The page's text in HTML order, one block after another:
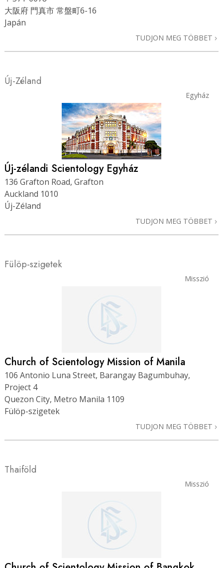
大阪府 門真市 常盤町6-16
Japán
TUDJON MEG TÖBBET
Új-Zéland
Egyház
Új-zélandi Scientology Egyház
136 Grafton Road, Grafton
Auckland 1010
Új-Zéland
TUDJON MEG TÖBBET
Fülöp-szigetek
Misszió
Church of Scientology Mission of Manila
106 Antonio Luna Street, Barangay Bagumbuhay,
Project 4
Quezon City, Metro Manila 1109
Fülöp-szigetek
TUDJON MEG TÖBBET
Thaiföld
Misszió